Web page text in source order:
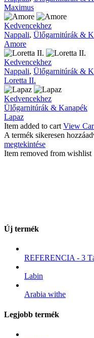
Maximus
Amore
Kedvencekhez
Nappali, Ülőgarnitúrák &
Amore
Loretta
II.
Kedvencekhez
Nappali, Ülőgarnitúrák &
Loretta II.
Lapaz
Kedvencekhez
Ülőgarnitúrák & Kanapék
Lapaz
Item added to cart View
A termék sikeresen
megtekintése
Item removed from wishlist
Új termék
REFERENCIA - 3
Labin
Arabia withe
Legjobb termék